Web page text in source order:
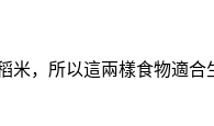
，所以這兩樣食物適